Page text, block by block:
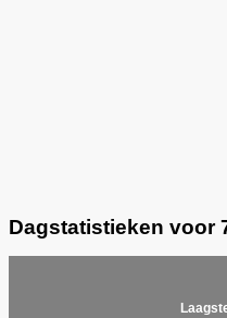
Dagstatistieken voor